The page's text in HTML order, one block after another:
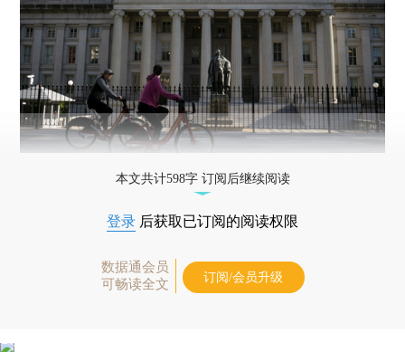
本文共计598字 订阅后继续阅读
登录 后获取已订阅的阅读权限
数据通会员
可畅读全文
订阅/会员升级